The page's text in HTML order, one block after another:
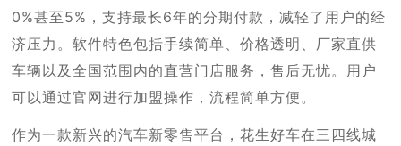
0%甚至5%，支持最长6年的分期付款，减轻了用户的经
济压力。软件特色包括手续简单、价格透明、厂家直供
车辆以及全国范围内的直营门店服务，售后无忧。用户
可以通过官网进行加盟操作，流程简单方便。
作为一款新兴的汽车新零售平台，花生好车在三四线城